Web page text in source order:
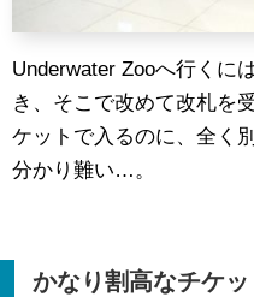
Underwater Zooへ行くに
き、そこで改めて改札を
ケットで入るのに、全く
分かり難い…。
かなり割高なチケ